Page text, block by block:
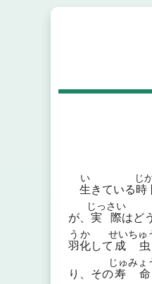
生
い
きている時
じ
が、 実際
じっさい
はど
羽化
うか
して 成虫
せいちゅ
り、その寿命
じゅみょ